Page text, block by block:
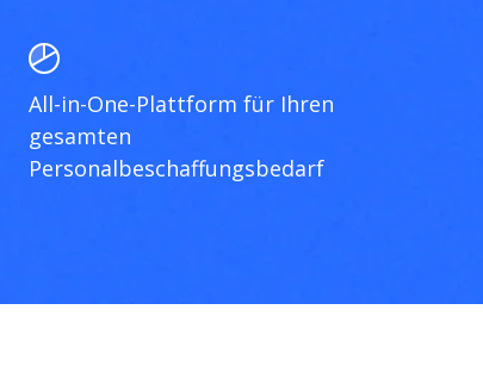
All-in-One-Plattform für Ihren
gesamten
Personalbeschaffungsbedarf